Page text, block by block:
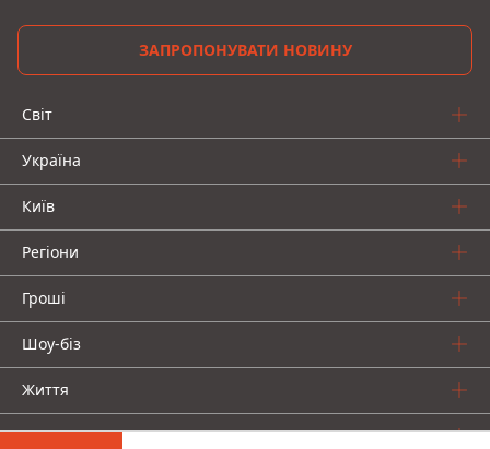
ЗАПРОПОНУВАТИ НОВИНУ
Світ
Україна
Київ
Регіони
Гроші
Шоу-біз
Життя
Про нас